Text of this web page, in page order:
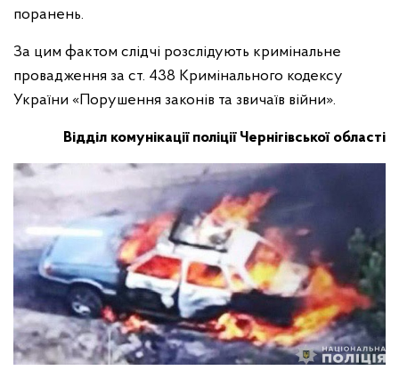
поранень.
За цим фактом слідчі розслідують кримінальне
провадження за ст. 438 Кримінального кодексу
України «Порушення законів та звичаїв війни».
Відділ комунікації поліції Чернігівської області